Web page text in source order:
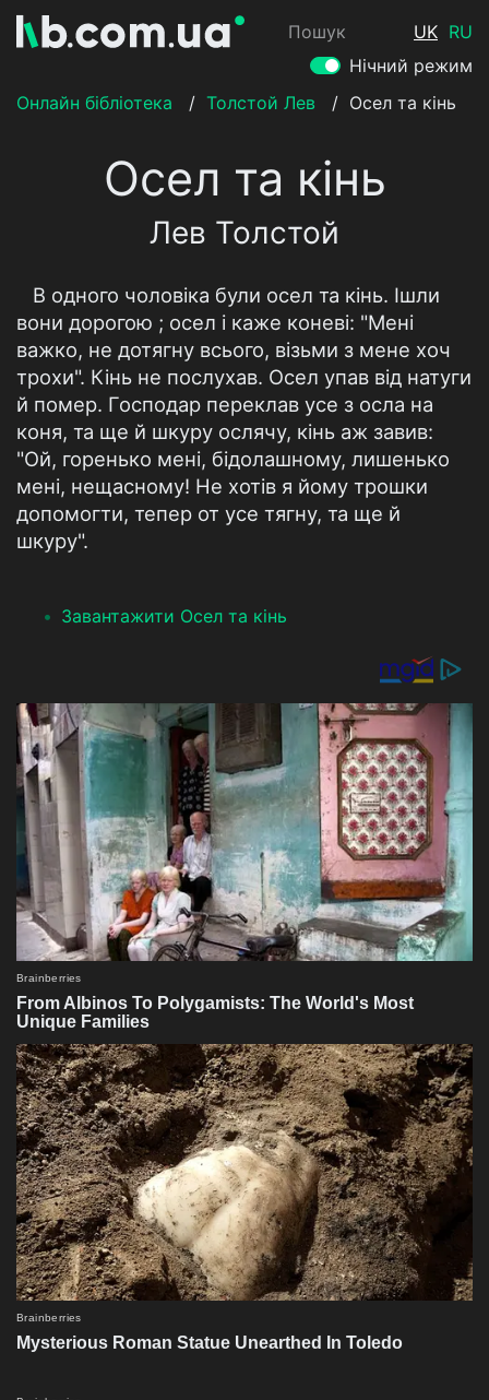
Пошук UK RU
Нічний режим
Онлайн бібліотека
/ Толстой Лев / Осел та кінь
Осел та кінь
Лев Толстой
В одного чоловіка були осел та кінь. Ішли
вони дорогою ; осел і каже коневі: "Мені
важко, не дотягну всього, візьми з мене хоч
трохи". Кінь не послухав. Осел упав від натуги
й помер. Господар переклав усе з осла на
коня, та ще й шкуру ослячу, кінь аж завив:
"Ой, горенько мені, бідолашному, лишенько
мені, нещасному! Не хотів я йому трошки
допомогти, тепер от усе тягну, та ще й
шкуру".
Завантажити Осел та кінь